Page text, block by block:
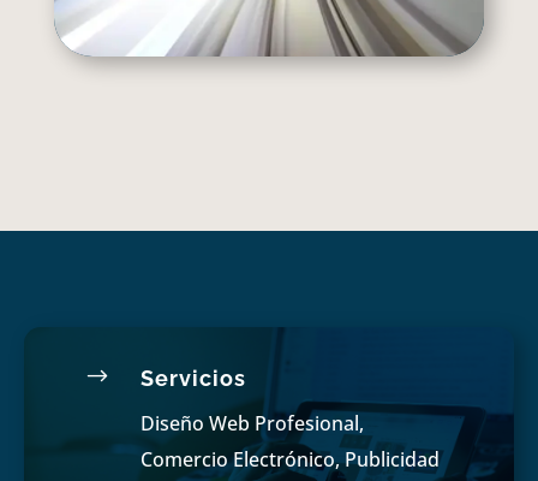
$ Servicios
Diseño Web Profesional,
Comercio Electrónico, Publicidad